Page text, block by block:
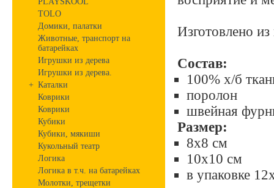
TOLO
Домики, палатки
Животные, транспорт на
батарейках
Игрушки из дерева
Игрушки из дерева.
+ Каталки
Коврики
Коврики
Кубики
Кубики, мякиши
Кукольный театр
Логика
Логика в т.ч. на батарейках
Молотки, трещетки
Изготовлено
Состав:
100% х/б
поролон
швейная
Размер:
8х8 см
10х10 см
в упаковке